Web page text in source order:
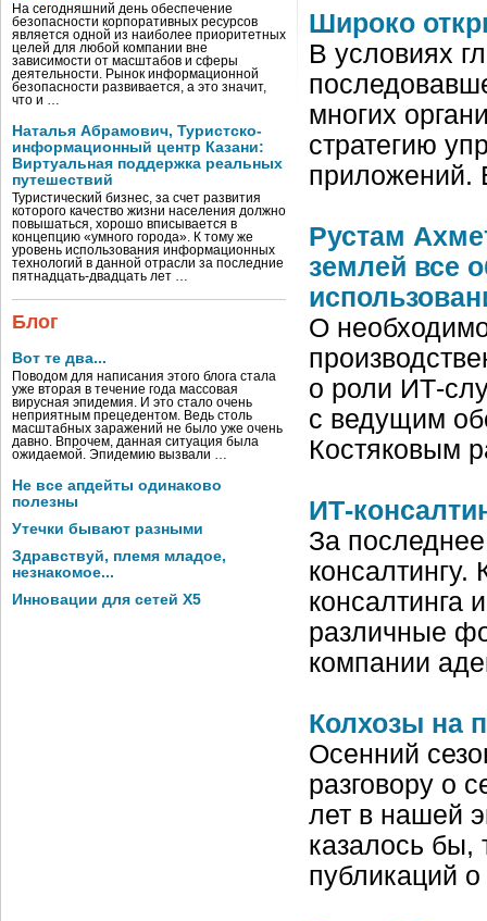
На сегодняшний день обеспечение
безопасности корпоративных ресурсов
является одной из наиболее приоритетных
целей для любой компании вне
зависимости от масштабов и сферы
деятельности. Рынок информационной
безопасности развивается, а это значит,
что и …
Наталья Абрамович, Туристско-
информационный центр Казани:
Виртуальная поддержка реальных
путешествий
Туристический бизнес, за счет развития
которого качество жизни населения должно
повышаться, хорошо вписывается в
концепцию «умного города». К тому же
уровень использования информационных
технологий в данной отрасли за последние
пятнадцать-двадцать лет …
Блог
Вот те два...
Поводом для написания этого блога стала
уже вторая в течение года массовая
вирусная эпидемия. И это стало очень
неприятным прецедентом. Ведь столь
масштабных заражений не было уже очень
давно. Впрочем, данная ситуация была
ожидаемой. Эпидемию вызвали …
Не все апдейты одинаково
полезны
Утечки бывают разными
Здравствуй, племя младое,
незнакомое...
Инновации для сетей X5
Широко
В условиях
многих
стратегию
приложений.
Рустам
землей все
О
о роли ИТ-
с ведущим
Костяковым
ИТ-
За
консалтинга
различные
компании
Колхозы на
Осенний
разговору о
лет в нашей
казалось бы,
публикаций